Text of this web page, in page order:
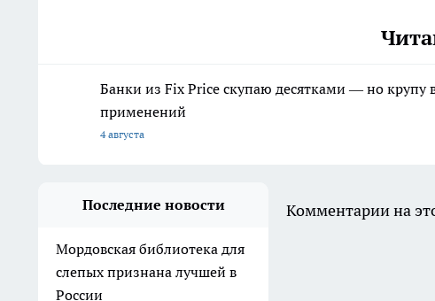
Банки из Fix Price скупаю десятками — но
применений
4 августа
Последние новости
Мордовская библиотека для
слепых признана лучшей в
России
Комментарии на